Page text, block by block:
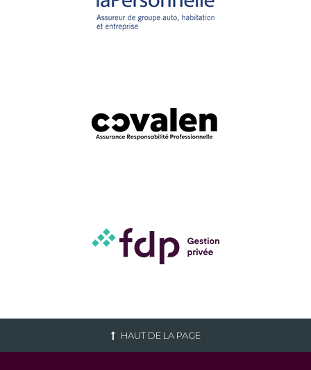
HAUT DE LA PAGE